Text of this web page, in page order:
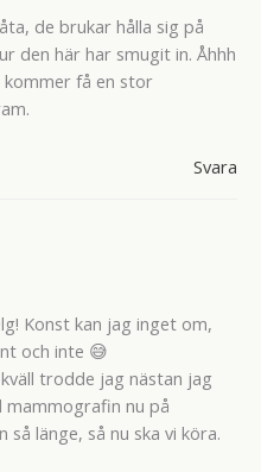
de brukar hålla sig på
den här har smugit in. Åhhh
få en stor
Svara
Konst kan jag inget om,
och inte 😅
trodde jag nästan jag
mammografin nu på
länge, så nu ska vi köra.